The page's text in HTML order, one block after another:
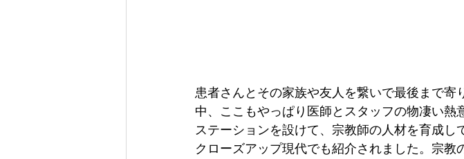
患者さんとその家族や友人を繋いで最後まで
中、ここもやっぱり医師とスタッフの物凄い
ステーションを設けて、宗教師の人材を育成
クローズアップ現代でも紹介されました。宗